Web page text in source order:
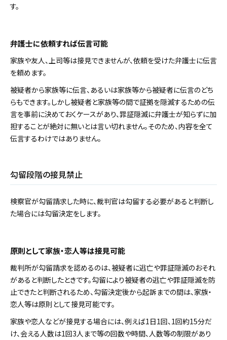
す。
弁護士に依頼すれば伝言可能
家族や友人、上司等は接見できませんが、依頼を受けた弁護士に伝言
を頼めます。
被疑者から家族等に伝言、あるいは家族等から被疑者に伝言のどち
らもできます。しかし被疑者と家族等の間で証拠を隠滅するための伝
言を事前に決めておくケースがあり、罪証隠滅に弁護士が知らずに加
担することが絶対に無いとは言い切れません。そのため、内容を全て
伝言するわけではありません。
勾留段階の接見禁止
検察官が勾留請求した時に、裁判官は勾留する必要があると判断し
た場合には勾留決定をします。
原則として家族・恋人等は接見可能
裁判所が勾留請求を認めるのは、被疑者に逃亡や罪証隠滅のおそれ
があると判断したときです。勾留により被疑者の逃亡や罪証隠滅を防
止できたと判断されるため、勾留決定後から起訴までの間は、家族・
恋人等は原則として接見可能です。
家族や恋人などが接見する場合には、例えば1日1回、1回約15分だ
け、会える人数は1回3人まで等の回数や時間、人数等の制限があり